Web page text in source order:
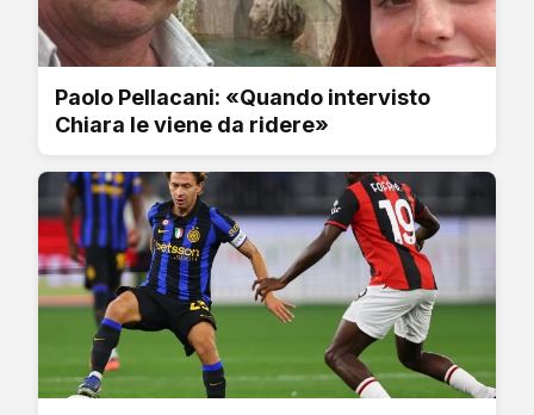
Paolo Pellacani: «Quando intervisto
Chiara le viene da ridere»